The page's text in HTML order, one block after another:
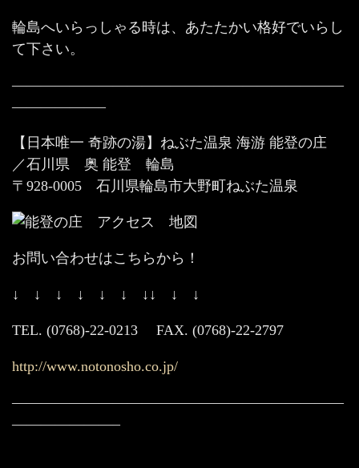
輪島へいらっしゃる時は、あたたかい格好でいらし
て下さい。
———————————————————————
——————–
【日本唯一 奇跡の湯】ねぶた温泉 海游 能登の庄
／石川県 奥 能登 輪島
〒928-0005 石川県輪島市大野町ねぶた温泉
お問い合わせはこちらから！
↓ ↓ ↓ ↓ ↓ ↓ ↓↓ ↓ ↓
TEL. (0768)-22-0213 FAX. (0768)-22-2797
http://www.notonosho.co.jp/
———————————————————————
———————–